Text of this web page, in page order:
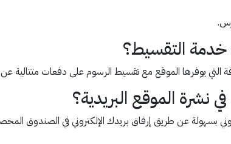
خدمة التقسيط؟
التي يوفرها الموقع مع تقسيط الرسوم على دفعات متتالية
نشرة الموقع البريدية؟
بسهولة عن طريق إرفاق بريدك الإلكتروني في